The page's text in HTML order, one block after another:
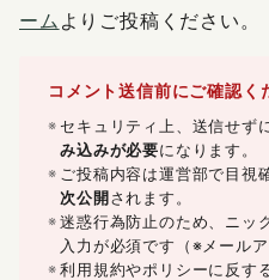
ーム よりご投稿ください。
コメント送信前にご確認く
セキュリティ上、送信せず
み込みが必要になります。
ご投稿内容は運営部で目視
次公開されます。
迷惑行為防止のため、ニッ
入力が必須です（※メール
利用規約やポリシーに反す